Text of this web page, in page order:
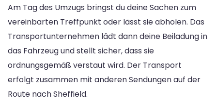
Am Tag des Umzugs bringst du deine Sachen zum
vereinbarten Treffpunkt oder lässt sie abholen. Das
Transportunternehmen lädt dann deine Beiladung in
das Fahrzeug und stellt sicher, dass sie
ordnungsgemäß verstaut wird. Der Transport
erfolgt zusammen mit anderen Sendungen auf der
Route nach Sheffield.